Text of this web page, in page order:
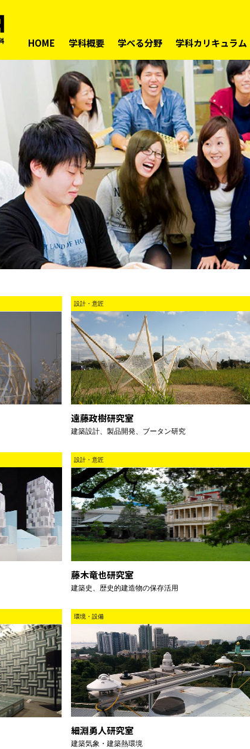
HOME 学科概要 学べる分野 学科カリキュラム
設計・意匠
遠藤政樹研究室
建築設計、製品開発、ブータン研究
設計・意匠
藤木竜也研究室
建築史、歴史的建造物の保存活用
環境・設備
細淵勇人研究室
建築気象・建築熱環境